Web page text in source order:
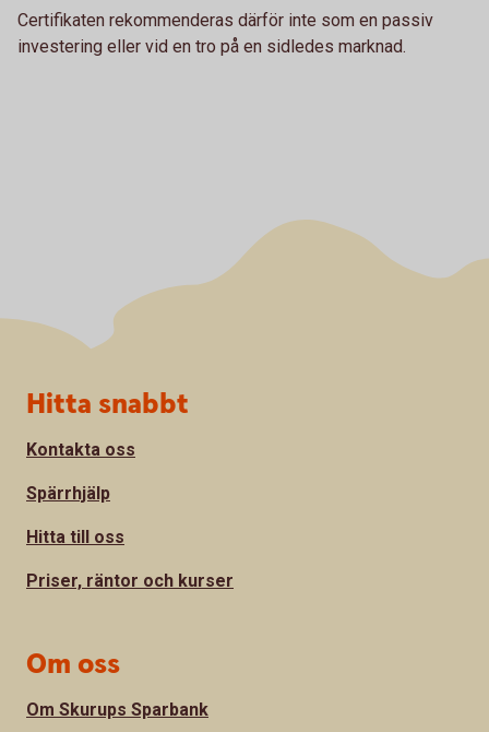
Certifikaten rekommenderas därför inte som en passiv
investering eller vid en tro på en sidledes marknad.
Sidfot
Hitta snabbt
Kontakta oss
Spärrhjälp
Hitta till oss
Priser, räntor och kurser
Om oss
Om Skurups Sparbank